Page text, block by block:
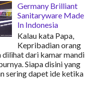
Germany Brilliant
Sanitaryware Made
In Indonesia
Kalau kata Papa,
Kepribadian orang
dilihat dari kamar mandi
Siapa disini yang
sering dapet ide ketika